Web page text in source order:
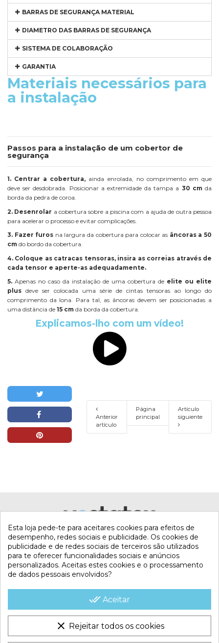
BARRAS DE SEGURANÇA MATERIAL
DIAMETRO DAS BARRAS DE SEGURANÇA
SISTEMA DE COLABORAÇÃO
GARANTIA
Materiais necessários para
a instalação
Passos para a instalação de um cobertor de
segurança
1. Centrar a cobertura, ainda enrolada, no comprimento em que
deve ser desdobrada. Posicionar a extremidade da tampa a 30 cm da
borda da pedra de coroa.
2. Desenrolar a cobertura sobre a piscina com a ajuda de outra pessoa
para acelerar o processo e evitar complicações.
3. Fazer furos na largura da cobertura para colocar as âncoras a 50
cm do bordo da cobertura.
4. Coloque as catracas tensoras, insira as correias através de
cada tensor e aperte-as adequadamente.
5. Apenas no caso da instalação de uma cobertura de elite ou elite
plus deve ser colocada uma série de cintas tensoras ao longo do
comprimento da lona. Para tal, as âncoras devem ser posicionadas a
uma distância de 15 cm da borda da cobertura.
Explicamos-lho com um vídeo!
Anterior
artículo
Página
principal
Artículo
siguiente
CONTACTA CON NOSOTROS
CONDICIONES COMERCIALES
Esta loja pede-te para aceitares cookies para efeitos de
desempenho, redes sociais e publicidade. Os cookies de
publicidade e de redes sociais de terceiros são utilizados
para te oferecer funcionalidades sociais e anúncios
personalizados. Aceitas estes cookies e o processamento
de dados pessoais envolvidos?
done_all Aceitar
clear Rejeitar todos os cookies